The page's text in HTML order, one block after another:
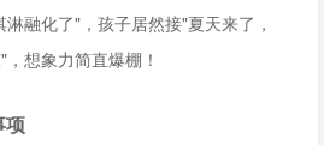
融化了"，孩子居然接"夏天来了，
想象力简直爆棚！
项